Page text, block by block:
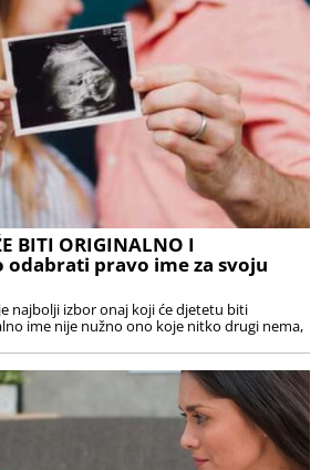
BITI ORIGINALNO I
odabrati pravo ime za svoju
najbolji izbor onaj koji će djetetu biti
ime nije nužno ono koje nitko drugi nema,